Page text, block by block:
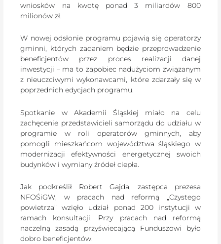
wniosków na kwotę ponad 3 miliardów 800
milionów zł.
W nowej odsłonie programu pojawią się operatorzy
gminni, których zadaniem będzie przeprowadzenie
beneficjentów przez proces realizacji danej
inwestycji – ma to zapobiec nadużyciom związanym
z nieuczciwymi wykonawcami, które zdarzały się w
poprzednich edycjach programu.
Spotkanie w Akademii Śląskiej miało na celu
zachęcenie przedstawicieli samorządu do udziału w
programie w roli operatorów gminnych, aby
pomogli mieszkańcom województwa śląskiego w
modernizacji efektywności energetycznej swoich
budynków i wymiany źródeł ciepła.
Jak podkreślił Robert Gajda, zastępca prezesa
NFOŚiGW, w pracach nad reformą „Czystego
powietrza” wzięło udział ponad 200 instytucji w
ramach konsultacji. Przy pracach nad reformą
naczelną zasadą przyświecającą Funduszowi było
dobro beneficjentów.